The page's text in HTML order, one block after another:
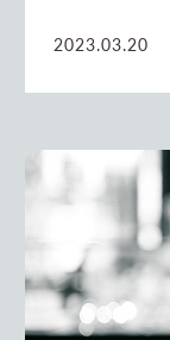
2023.03.20